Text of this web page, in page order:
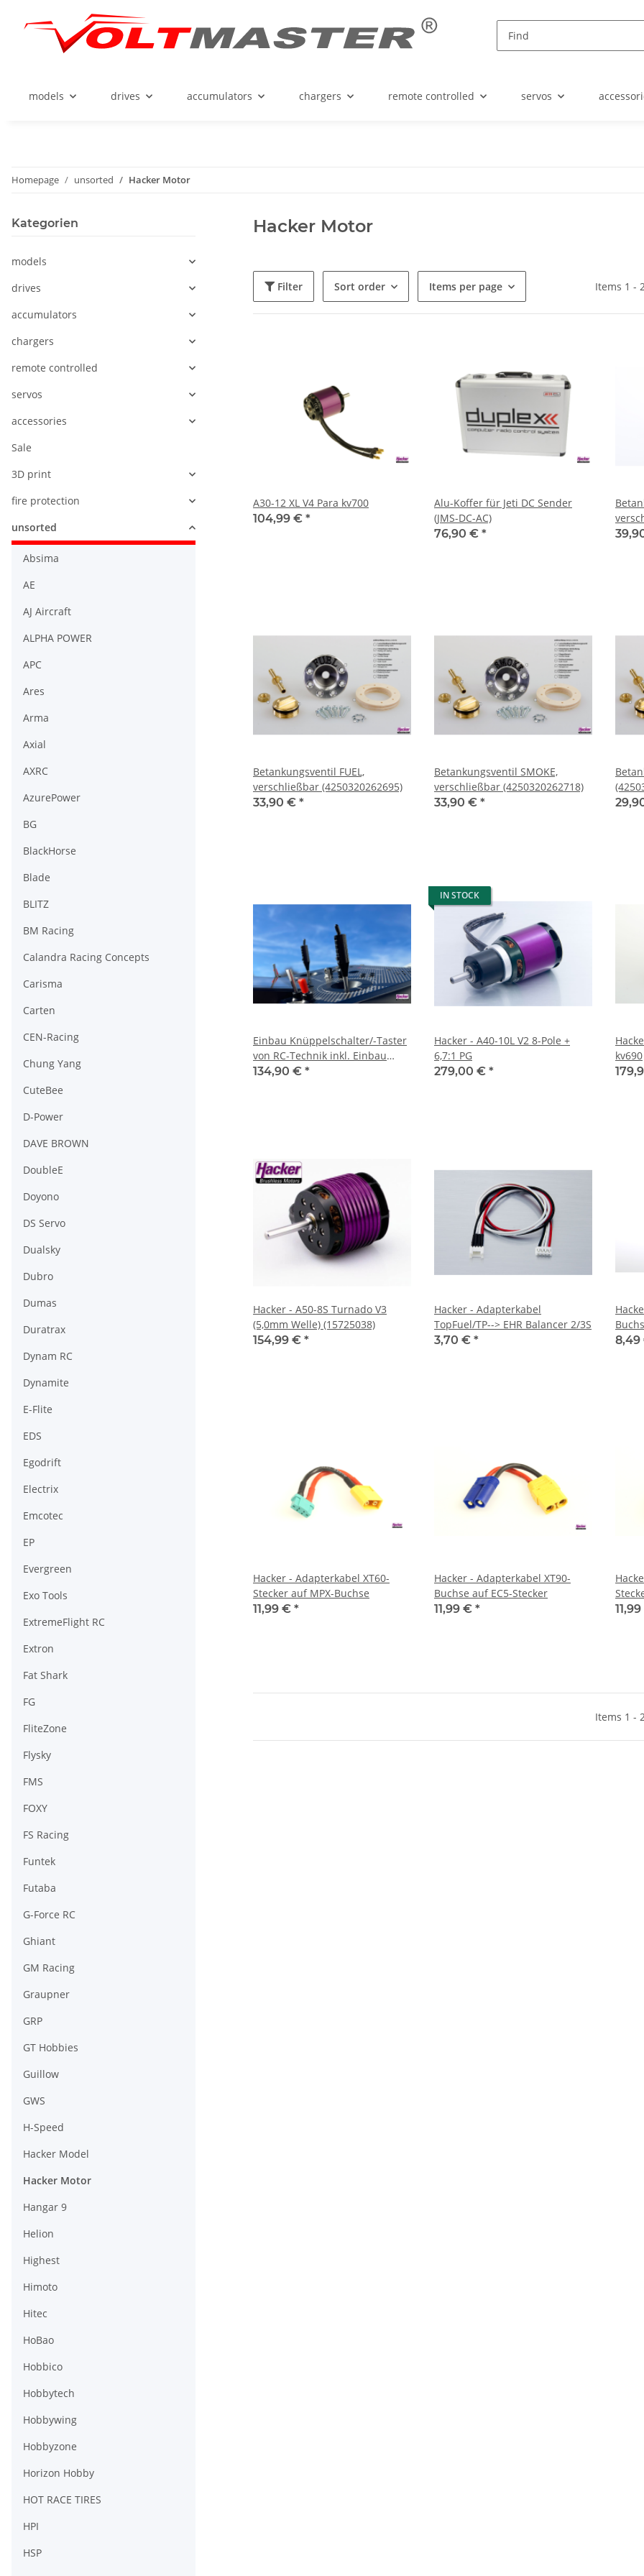
models drives accumulators chargers remote controlled servos
Homepage unsorted Hacker Motor
Hacker Motor
Filter Sort order Items per page Items 1 -
A30-12 XL V4 Para kv700
104,99 € *
Alu-Koffer für Jeti DC Sender
(JMS-DC-AC)
76,90 € *
Betankungsventil FUEL,
verschließbar (4250320262695)
33,90 € *
Betankungsventil SMOKE,
verschließbar (4250320262718)
33,90 € *
Einbau Knüppelschalter/-Taster
von RC-Technik inkl. Einbau
MSW-Erweiterungsmodul
134,90 € *
IN STOCK
Hacker - A40-10L V2 8-Pole +
6,7:1 PG
279,00 € *
kv690
Hacker - A50-8S Turnado V3
(5,0mm Welle) (15725038)
154,99 € *
Hacker - Adapterkabel
TopFuel/TP--> EHR Balancer 2/3S
3,70 € *
8,49
Hacker - Adapterkabel XT60-
Stecker auf MPX-Buchse
11,99 € *
Hacker - Adapterkabel XT90-
Buchse auf EC5-Stecker
11,99 € *
Items 1 -
Kategorien
models
drives
accumulators
chargers
remote controlled
servos
accessories
Sale
3D print
fire protection
unsorted
Absima
AE
AJ Aircraft
ALPHA POWER
APC
Ares
Arma
Axial
AXRC
AzurePower
BG
BlackHorse
Blade
BLITZ
BM Racing
Calandra Racing Concepts
Carisma
Carten
CEN-Racing
Chung Yang
CuteBee
D-Power
DAVE BROWN
DoubleE
Doyono
DS Servo
Dualsky
Dubro
Dumas
Duratrax
Dynam RC
Dynamite
E-Flite
EDS
Egodrift
Electrix
Emcotec
EP
Evergreen
Exo Tools
ExtremeFlight RC
Extron
Fat Shark
FG
FliteZone
Flysky
FMS
FOXY
FS Racing
Funtek
Futaba
G-Force RC
Ghiant
GM Racing
Graupner
GRP
GT Hobbies
Guillow
GWS
H-Speed
Hacker Model
Hacker Motor
Hangar 9
Helion
Highest
Himoto
Hitec
HoBao
Hobbico
Hobbytech
Hobbywing
Hobbyzone
Horizon Hobby
HOT RACE TIRES
HPI
HSP